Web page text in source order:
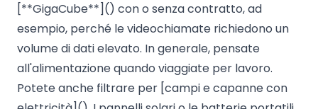
[**GigaCube**]() con o senza contratto, ad
esempio, perché le videochiamate richiedono un
volume di dati elevato. In generale, pensate
all'alimentazione quando viaggiate per lavoro.
Potete anche filtrare per [campi e capanne con